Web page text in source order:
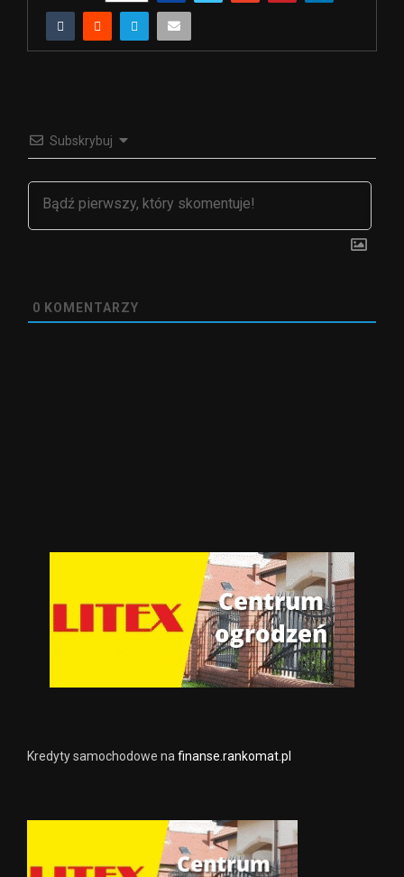
Subskrybuj
0 KOMENTARZY
Kredyty samochodowe nafinanse.rankomat.pl